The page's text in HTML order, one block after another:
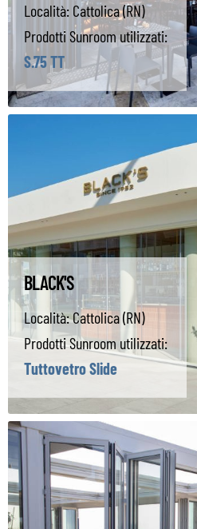
Località: Cattolica (RN)
Prodotti Sunroom utilizzati:
S.75 TT
BLACK'S
Località:Cattolica (RN)
Prodotti Sunroom utilizzati:
Tuttovetro Slide